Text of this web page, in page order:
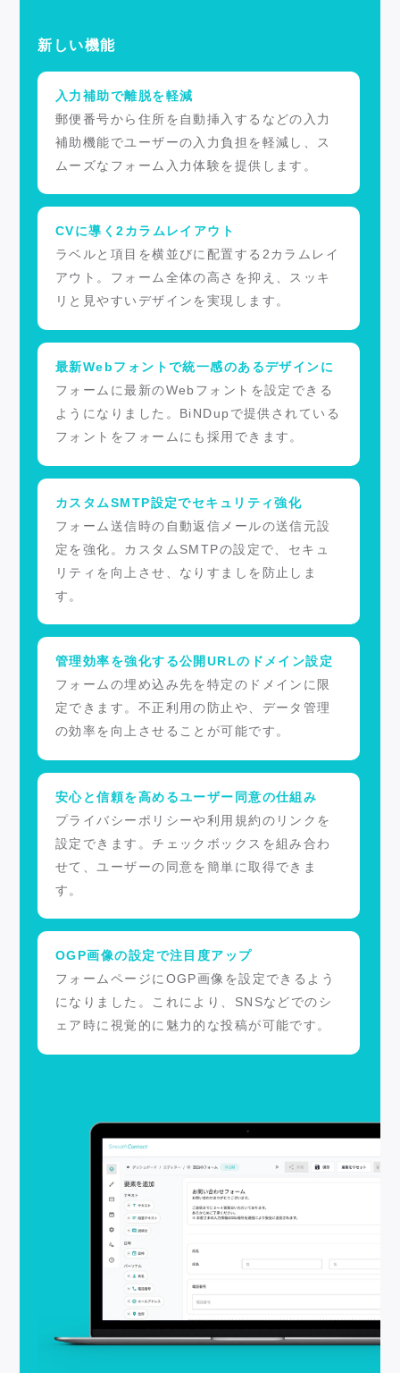
新しい機能
入力補助で離脱を軽減
郵便番号から住所を自動挿入するなどの入力
補助機能でユーザーの入力負担を軽減し、ス
ムーズなフォーム入力体験を提供します。
CVに導く2カラムレイアウト
ラベルと項目を横並びに配置する2カラムレイ
アウト。フォーム全体の高さを抑え、スッキ
リと見やすいデザインを実現します。
最新Webフォントで統一感のあるデザインに
フォームに最新のWebフォントを設定できる
ようになりました。BiNDupで提供されている
フォントをフォームにも採用できます。
カスタムSMTP設定でセキュリティ強化
フォーム送信時の自動返信メールの送信元設
定を強化。カスタムSMTPの設定で、セキュ
リティを向上させ、なりすましを防止しま
す。
管理効率を強化する公開URLのドメイン設定
フォームの埋め込み先を特定のドメインに限
定できます。不正利用の防止や、データ管理
の効率を向上させることが可能です。
安心と信頼を高めるユーザー同意の仕組み
プライバシーポリシーや利用規約のリンクを
設定できます。チェックボックスを組み合わ
せて、ユーザーの同意を簡単に取得できま
す。
OGP画像の設定で注目度アップ
フォームページにOGP画像を設定できるよう
になりました。これにより、SNSなどでのシ
ェア時に視覚的に魅力的な投稿が可能です。